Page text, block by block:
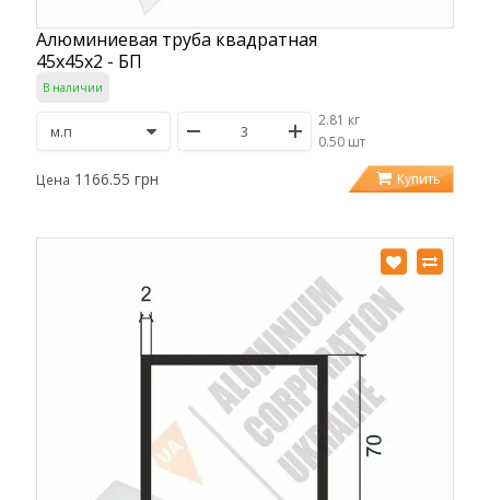
Алюминиевая труба квадратная
45х45х2 - БП
В наличии
2.81 кг
/0.50 шт
Цена 1166.55 грн Купить